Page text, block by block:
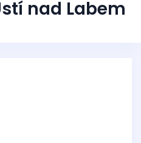
nad Labem